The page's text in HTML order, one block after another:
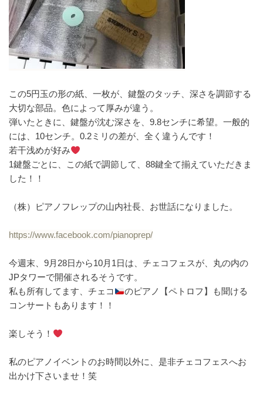
この5円玉の形の紙、一枚が、鍵盤のタッチ、深さを調節する
大切な部品。色によって厚みが違う。
弾いたときに、鍵盤が沈む深さを、9.8センチに希望。 一般的
には、10センチ。0.2ミリの差が、全く違うんです！
若干浅めが好み
1鍵盤ごとに、この紙で調節して、88鍵全て揃えていただきま
した！！
（株）ピアノフレップの山内社長、お世話になりました。
https://www.facebook.com/pianoprep/
今週末、9月28日から10月1日は、チェコフェスが、丸の内の
JPタワーで開催されるそうです。
私も所有してます、チェコ
のピアノ【ペトロフ】も聞ける
コンサートもあります！！
楽しそう！
私のピアノイベントのお時間以外に、是非チェコフェスへお
出かけ下さいませ！笑